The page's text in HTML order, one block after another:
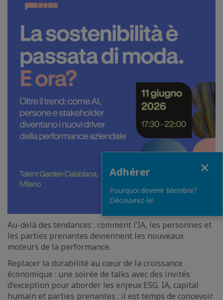
Au-delà des tendances : comment l’IA, les personnes et
les parties prenantes deviennent les nouveaux
moteurs de la performance.
Replacer la durabilité au cœur de la croissance
économique : une soirée de talks avec des invités
d’exception pour aborder les enjeux ESG. IA, capital
humain et parties prenantes : il est temps de concevoir
Adhérer
Pourquoi devenir Membre?
Découvrez-le!